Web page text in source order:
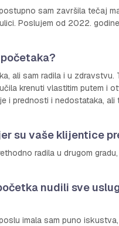
sam završila tečaj
Poslujem od 2022.
ali sam radila i u
krenuti vlastitim putem i
i prednosti i nedostataka,
su vaše klijentice
radila u drugom
nudili sve
imala sam puno